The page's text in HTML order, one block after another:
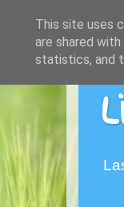
This site uses
are shared
statistics, and